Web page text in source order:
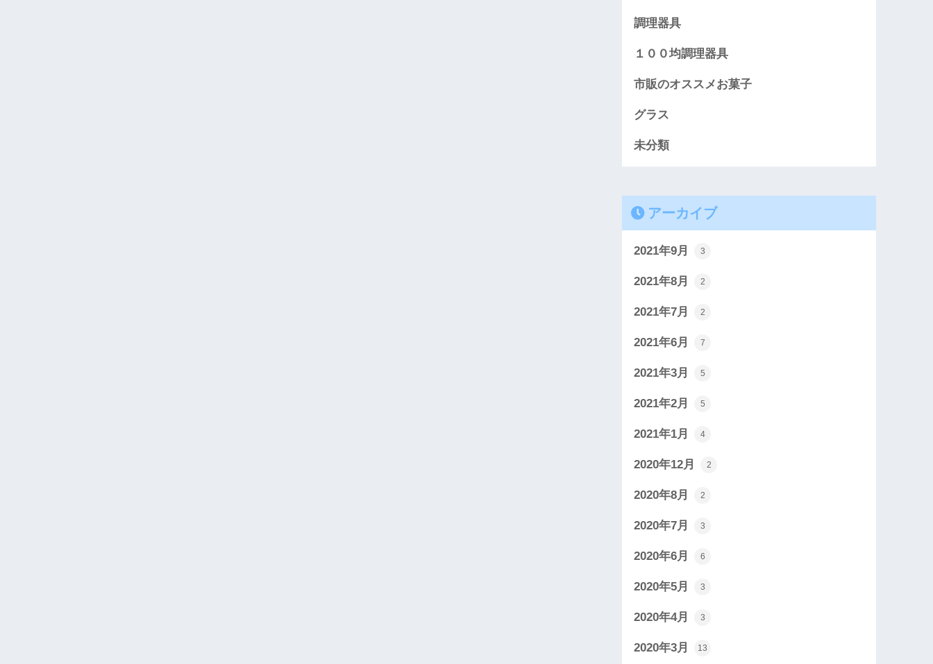
調理器具
１００均調理器具
市販のオススメお菓子
グラス
未分類
アーカイブ
2021年9月 3
2021年8月 2
2021年7月 2
2021年6月 7
2021年3月 5
2021年2月 5
2021年1月 4
2020年12月 2
2020年8月 2
2020年7月 3
2020年6月 6
2020年5月 3
2020年4月 3
2020年3月 13